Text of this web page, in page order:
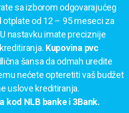
sa izborom odgovarajućeg
otplate od 12 – 95 meseci za
nastavku imate preciznije
Kupovina pvc
šansa da odmah uredite
nećete opteretiti vaš budžet
uslove kreditiranja.
NLB banke i 3Bank.